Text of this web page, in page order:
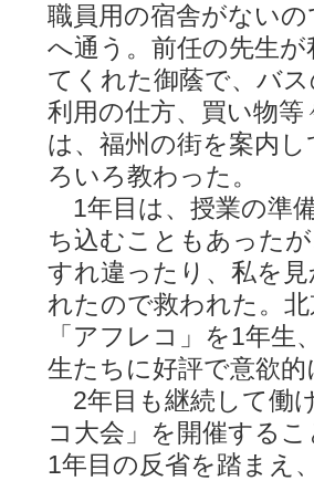
職員用の宿舎がない
へ通う。前任の先生
てくれた御蔭で、バ
利用の仕方、買い物
は、福州の街を案内
ろいろ教わった。
1年目は、授業の準
ち込むこともあった
すれ違ったり、私を
れたので救われた。
「アフレコ」を1年
生たちに好評で意欲
2年目も継続して働
コ大会」を開催する
1年目の反省を踏まえ